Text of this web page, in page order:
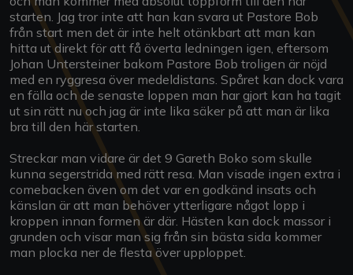
starten. Jag tror inte att han kan svara ut Pastore Bob
från start men det är inte helt otänkbart att man kan
hitta ut direkt för att få överta ledningen igen, eftersom
Johan Untersteiner bakom Pastore Bob troligen är nöjd
med en ryggresa över medeldistans. Spåret kan dock vara
en fälla och de senaste loppen man har gjort kan ha tagit
ut sin rätt nu och jag är inte lika säker på att man är lika
bra till den här starten.
Streckar man vidare är det 9 Gareth Boko som skulle
kunna segerstrida med rätt resa. Man visade ingen extra i
comebacken även om det var en godkänd insats och
känslan är att man behöver ytterligare något lopp i
kroppen innan formen är där. Hästen kan dock massor i
grunden och visar man sig från sin bästa sida kommer
man plocka ner de flesta över upploppet.